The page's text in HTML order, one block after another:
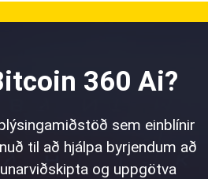
360 Ai?
sem einblínir
til að hjálpa byrjendum að
og uppgötva